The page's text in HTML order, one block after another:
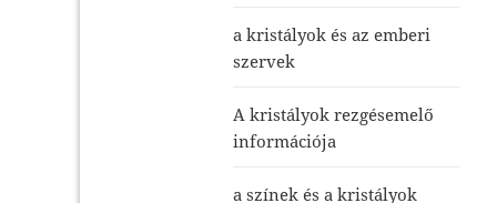
a kristályok és az emberi
szervek
A kristályok rezgésemelő
információja
a színek és a kristályok